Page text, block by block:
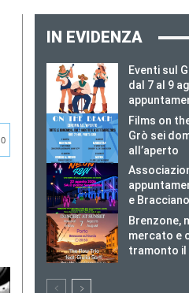
0
IN EVIDENZA
Eventi sul
dal 7 al 9
Films on
Grò sei
all’aperto
e Bracciano
Brenzone,
mercato e
tramonto il